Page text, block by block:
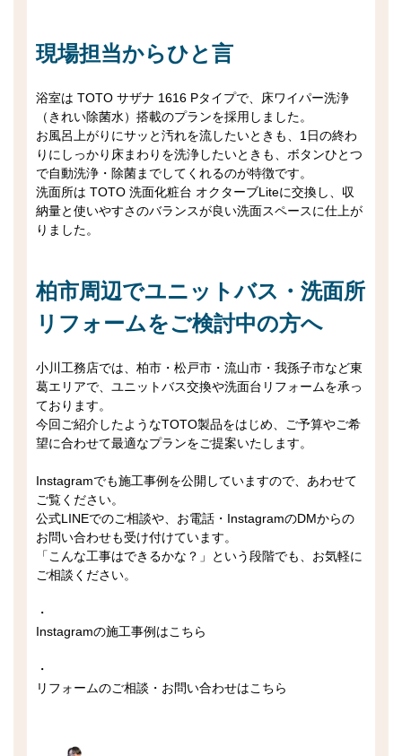
現場担当からひと言
浴室は TOTO サザナ 1616 Pタイプで、床ワイパー洗浄
（きれい除菌水）搭載のプランを採用しました。
お風呂上がりにサッと汚れを流したいときも、1日の終わ
りにしっかり床まわりを洗浄したいときも、ボタンひとつ
で自動洗浄・除菌までしてくれるのが特徴です。
洗面所は TOTO 洗面化粧台 オクターブLiteに交換し、収
納量と使いやすさのバランスが良い洗面スペースに仕上が
りました。
柏市周辺でユニットバス・洗面所
リフォームをご検討中の方へ
小川工務店では、柏市・松戸市・流山市・我孫子市など東
葛エリアで、ユニットバス交換や洗面台リフォームを承っ
ております。
今回ご紹介したようなTOTO製品をはじめ、ご予算やご希
望に合わせて最適なプランをご提案いたします。
Instagramでも施工事例を公開していますので、あわせて
ご覧ください。
公式LINEでのご相談や、お電話・InstagramのDMからの
お問い合わせも受け付けています。
「こんな工事はできるかな？」という段階でも、お気軽に
ご相談ください。
・
Instagramの施工事例はこちら
・
リフォームのご相談・お問い合わせはこちら